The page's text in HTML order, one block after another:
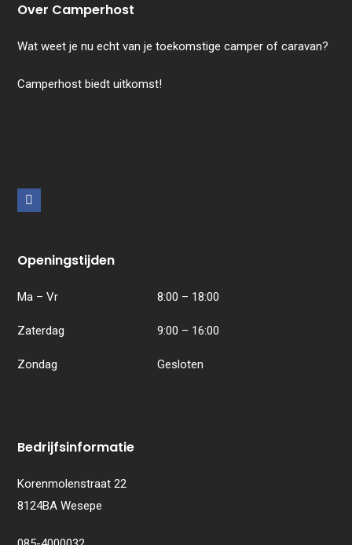
Over Camperhost
Wat weet je nu echt van je toekomstige camper of caravan?
Camperhost biedt uitkomst!
e
o
k
Openingstijden
Ma – Vr 8:00 – 18:00
Zaterdag 9:00 – 16:00
Zondag Gesloten
Bedrijfsinformatie
Korenmolenstraat 22
8124BA Wesepe